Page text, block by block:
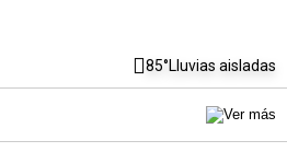
85°Lluvias aisladas